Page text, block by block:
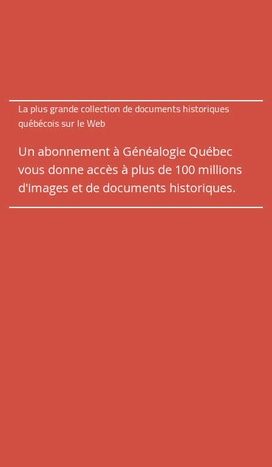
La plus grande collection de documents historiques
québécois sur le Web
Un abonnement à Généalogie Québec
vous donne accès à plus de 100 millions
d'images et de documents historiques.